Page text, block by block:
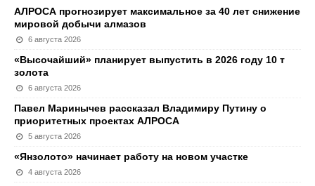
АЛРОСА прогнозирует максимальное за 40 лет снижение
мировой добычи алмазов
6 августа 2026
«Высочайший» планирует выпустить в 2026 году 10 т
золота
6 августа 2026
Павел Маринычев рассказал Владимиру Путину о
приоритетных проектах АЛРОСА
5 августа 2026
«Янзолото» начинает работу на новом участке
4 августа 2026